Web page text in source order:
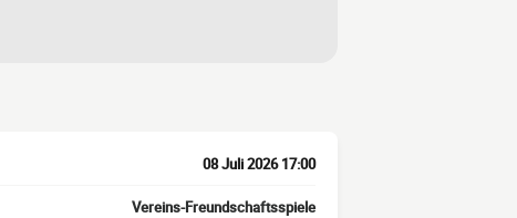
08 Juli 2026 17:00
Vereins-Freundschaftsspiele